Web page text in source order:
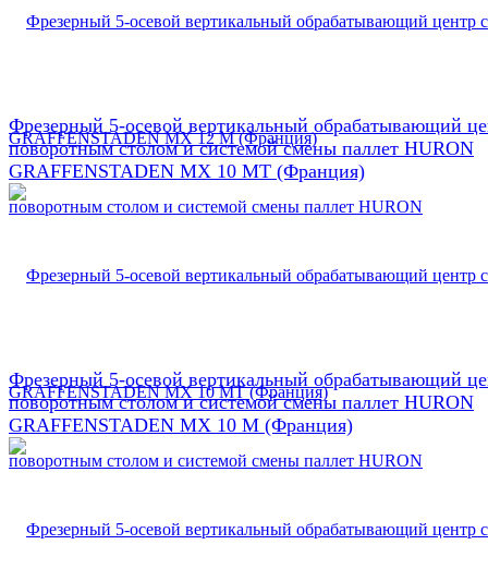
Фрезерный 5-осевой вертикальный обрабатывающий
поворотным столом и системой смены паллет HURON
GRAFFENSTADEN МX 10 МТ (Франция)
Фрезерный 5-осевой вертикальный обрабатывающий
поворотным столом и системой смены паллет HURON
GRAFFENSTADEN МX 10 М (Франция)